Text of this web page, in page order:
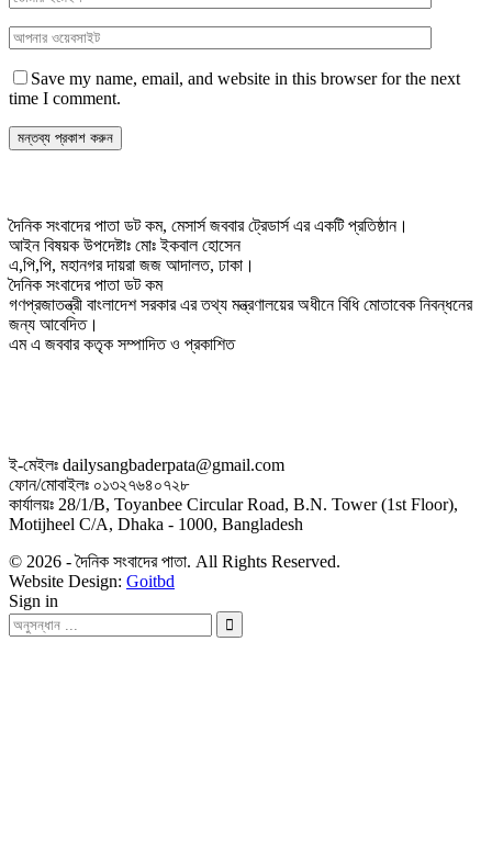
Save my name, email, and website in this browser for the next
time I comment.
দৈনিক সংবাদের পাতা ডট কম, মেসার্স জববার ট্রেডার্স এর একটি প্রতিষ্ঠান।
আইন বিষয়ক উপদেষ্টাঃ মোঃ ইকবাল হোসেন
এ,পি,পি, মহানগর দায়রা জজ আদালত, ঢাকা।
দৈনিক সংবাদের পাতা ডট কম
গণপ্রজাতন্ত্রী বাংলাদেশ সরকার এর তথ্য মন্ত্রণালয়ের অধীনে বিধি মোতাবেক নিবন্ধনের
জন্য আবেদিত।
এম এ জববার কতৃক সম্পাদিত ও প্রকাশিত
ই-মেইলঃ dailysangbaderpata@gmail.com
ফোন/মোবাইলঃ ০১৩২৭৬৪০৭২৮
কার্যালয়ঃ 28/1/B, Toyanbee Circular Road, B.N. Tower (1st Floor),
Motijheel C/A, Dhaka - 1000, Bangladesh
© 2026 - দৈনিক সংবাদের পাতা. All Rights Reserved.
Website Design: Goitbd
Sign in